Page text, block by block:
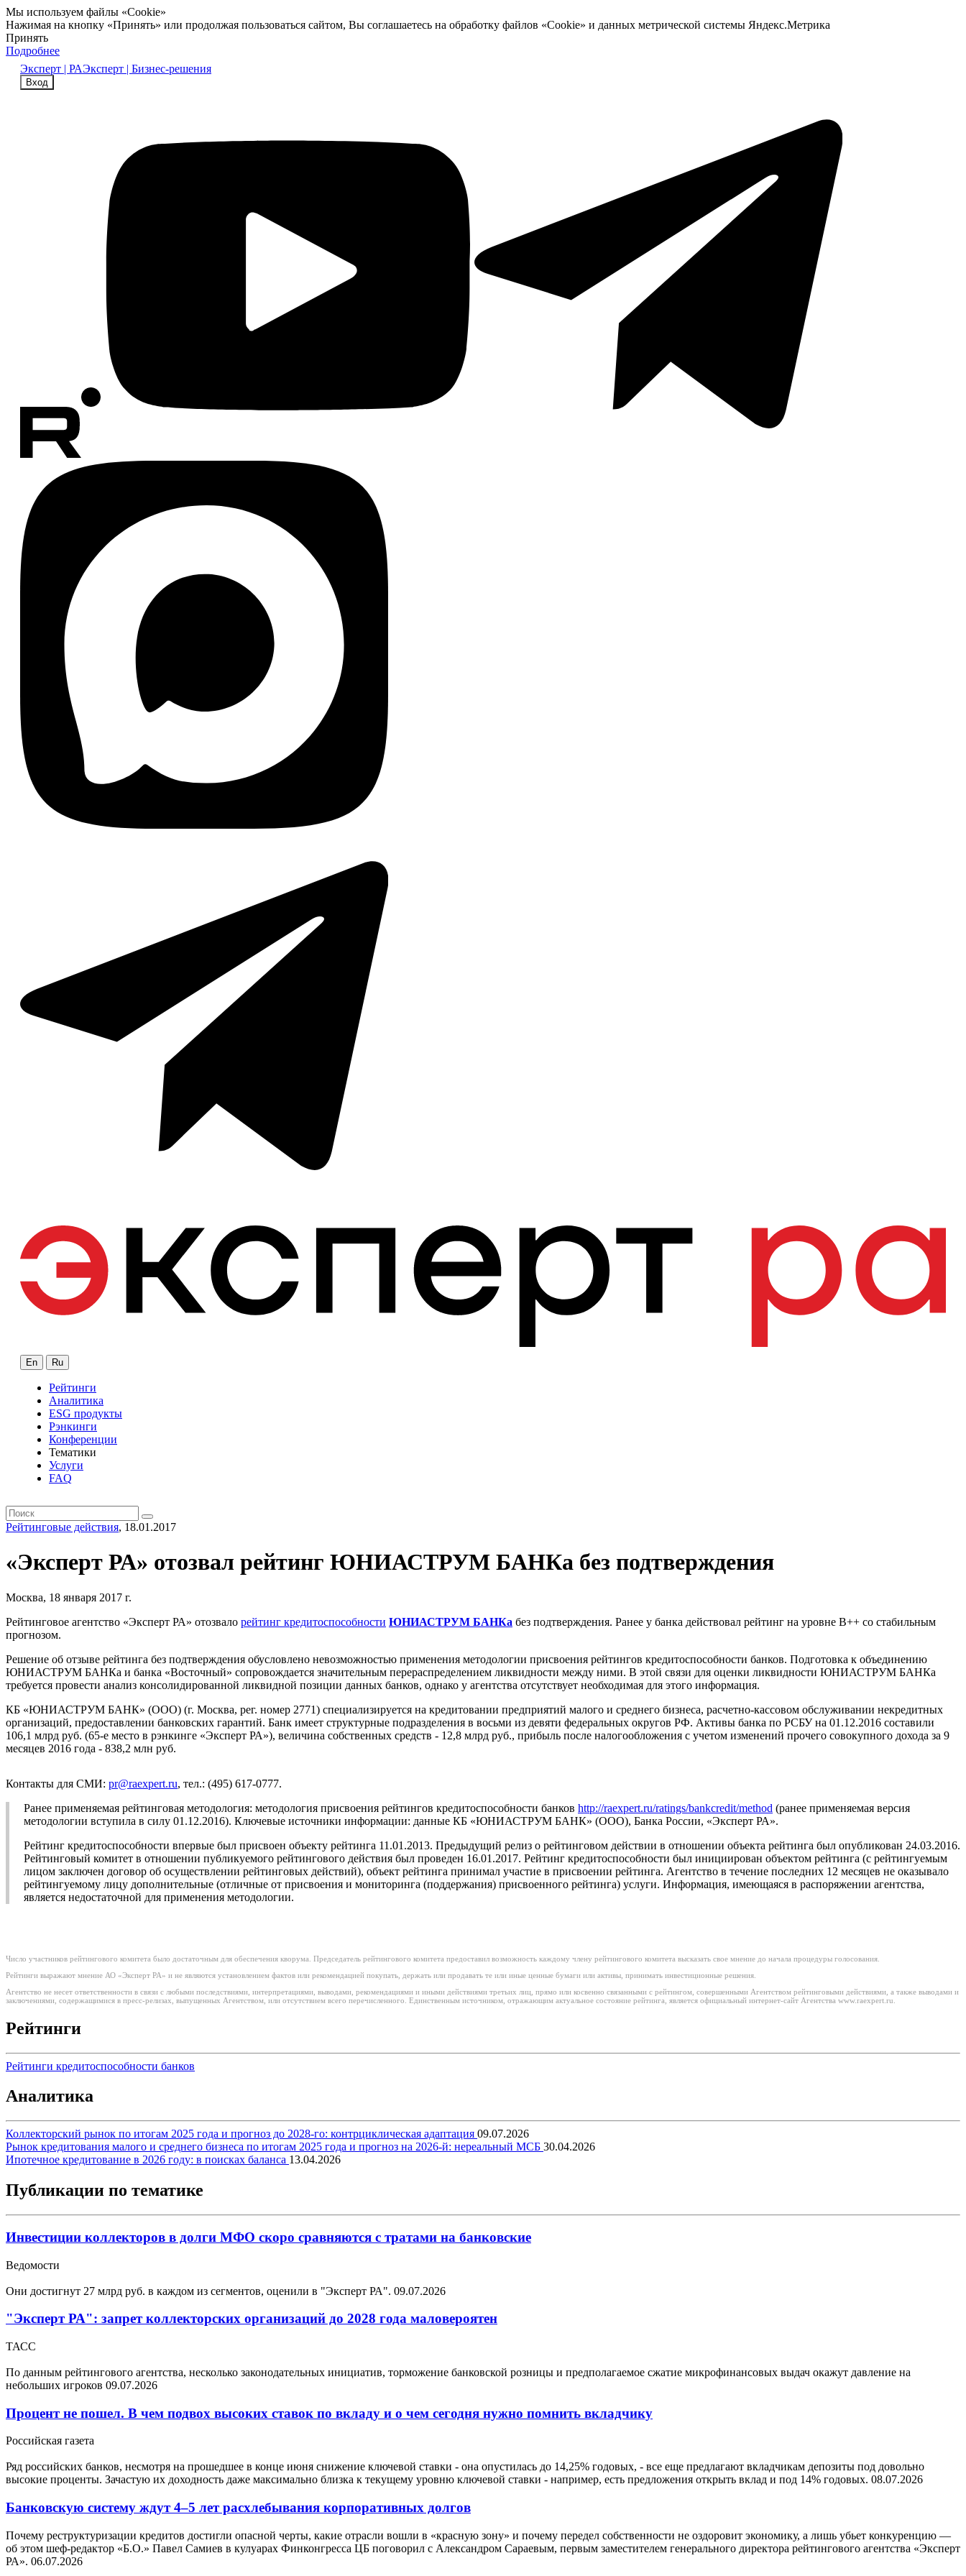
Мы используем файлы «Cookie»
Нажимая на кнопку «Принять» или продолжая пользоваться сайтом, Вы соглашаетесь на обработку файлов «Cookie» и данных метрической системы Яндекс.Метрика
Принять
Подробнее
Эксперт | РАЭксперт | Бизнес-решения
Вход
En Ru
Рейтинги
Аналитика
ESG продукты
Рэнкинги
Конференции
Тематики
Услуги
FAQ
Рейтинговые действия, 18.01.2017
«Эксперт РА» отозвал рейтинг ЮНИАСТРУМ БАНКа без подтверждения
Москва, 18 января 2017 г.
Рейтинговое агентство «Эксперт РА» отозвало рейтинг кредитоспособности ЮНИАСТРУМ БАНКа без подтверждения. Ранее у банка действовал рейтинг на уровне B++ со стабильным
прогнозом.
Решение об отзыве рейтинга без подтверждения обусловлено невозможностью применения методологии присвоения рейтингов кредитоспособности банков. Подготовка к объединению
ЮНИАСТРУМ БАНКа и банка «Восточный» сопровождается значительным перераспределением ликвидности между ними. В этой связи для оценки ликвидности ЮНИАСТРУМ БАНКа
требуется провести анализ консолидированной ликвидной позиции данных банков, однако у агентства отсутствует необходимая для этого информация.
КБ «ЮНИАСТРУМ БАНК» (ООО) (г. Москва, рег. номер 2771) специализируется на кредитовании предприятий малого и среднего бизнеса, расчетно-кассовом обслуживании некредитных
организаций, предоставлении банковских гарантий. Банк имеет структурные подразделения в восьми из девяти федеральных округов РФ. Активы банка по РСБУ на 01.12.2016 составили
106,1 млрд руб. (65-е место в рэнкинге «Эксперт РА»), величина собственных средств - 12,8 млрд руб., прибыль после налогообложения с учетом изменений прочего совокупного дохода за 9
месяцев 2016 года - 838,2 млн руб.
Контакты для СМИ: pr@raexpert.ru, тел.: (495) 617-0777.
Ранее применяемая рейтинговая методология: методология присвоения рейтингов кредитоспособности банков http://raexpert.ru/ratings/bankcredit/method (ранее применяемая версия
методологии вступила в силу 01.12.2016). Ключевые источники информации: данные КБ «ЮНИАСТРУМ БАНК» (ООО), Банка России, «Эксперт РА».
Рейтинг кредитоспособности впервые был присвоен объекту рейтинга 11.01.2013. Предыдущий релиз о рейтинговом действии в отношении объекта рейтинга был опубликован 24.03.2016.
Рейтинговый комитет в отношении публикуемого рейтингового действия был проведен 16.01.2017. Рейтинг кредитоспособности был инициирован объектом рейтинга (с рейтингуемым
лицом заключен договор об осуществлении рейтинговых действий), объект рейтинга принимал участие в присвоении рейтинга. Агентство в течение последних 12 месяцев не оказывало
рейтингуемому лицу дополнительные (отличные от присвоения и мониторинга (поддержания) присвоенного рейтинга) услуги. Информация, имеющаяся в распоряжении агентства,
является недостаточной для применения методологии.
Число участников рейтингового комитета было достаточным для обеспечения кворума. Председатель рейтингового комитета предоставил возможность каждому члену рейтингового комитета высказать свое мнение до начала процедуры голосования.
Рейтинги выражают мнение АО «Эксперт РА» и не являются установлением фактов или рекомендацией покупать, держать или продавать те или иные ценные бумаги или активы, принимать инвестиционные решения.
Агентство не несет ответственности в связи с любыми последствиями, интерпретациями, выводами, рекомендациями и иными действиями третьих лиц, прямо или косвенно связанными с рейтингом, совершенными Агентством рейтинговыми действиями, а также выводами и
заключениями, содержащимися в пресс-релизах, выпущенных Агентством, или отсутствием всего перечисленного. Единственным источником, отражающим актуальное состояние рейтинга, является официальный интернет-сайт Агентства www.raexpert.ru.
Рейтинги
Рейтинги кредитоспособности банков
Аналитика
Коллекторский рынок по итогам 2025 года и прогноз до 2028-го: контрциклическая адаптация 09.07.2026
Рынок кредитования малого и среднего бизнеса по итогам 2025 года и прогноз на 2026-й: нереальный МСБ 30.04.2026
Ипотечное кредитование в 2026 году: в поисках баланса 13.04.2026
Публикации по тематике
Инвестиции коллекторов в долги МФО скоро сравняются с тратами на банковские
Ведомости
Они достигнут 27 млрд руб. в каждом из сегментов, оценили в "Эксперт РА". 09.07.2026
"Эксперт РА": запрет коллекторских организаций до 2028 года маловероятен
ТАСС
По данным рейтингового агентства, несколько законодательных инициатив, торможение банковской розницы и предполагаемое сжатие микрофинансовых выдач окажут давление на
небольших игроков 09.07.2026
Процент не пошел. В чем подвох высоких ставок по вкладу и о чем сегодня нужно помнить вкладчику
Российская газета
Ряд российских банков, несмотря на прошедшее в конце июня снижение ключевой ставки - она опустилась до 14,25% годовых, - все еще предлагают вкладчикам депозиты под довольно
высокие проценты. Зачастую их доходность даже максимально близка к текущему уровню ключевой ставки - например, есть предложения открыть вклад и под 14% годовых. 08.07.2026
Банковскую систему ждут 4–5 лет расхлебывания корпоративных долгов
Почему реструктуризации кредитов достигли опасной черты, какие отрасли вошли в «красную зону» и почему передел собственности не оздоровит экономику, а лишь убьет конкуренцию —
об этом шеф-редактор «Б.О.» Павел Самиев в кулуарах Финконгресса ЦБ поговорил с Александром Сараевым, первым заместителем генерального директора рейтингового агентства «Эксперт
РА». 06.07.2026